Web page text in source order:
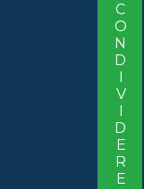
CONDIVIDERE